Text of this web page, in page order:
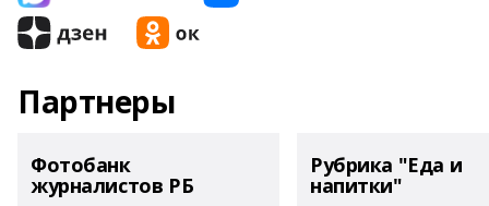
Партнеры
Фотобанк
журналистов РБ
Рубрика "Еда и
напитки"